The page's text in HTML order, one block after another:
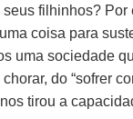
filhinhos? Por
coisa para
uma sociedade
do “sofrer
tirou a